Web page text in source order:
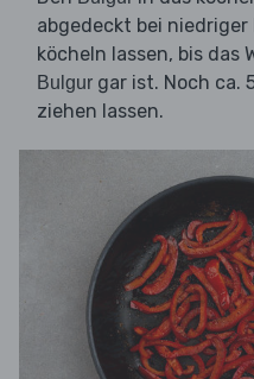
abgedeckt bei
köcheln lassen, bis das
Bulgur gar ist. Noch ca.
ziehen lassen.